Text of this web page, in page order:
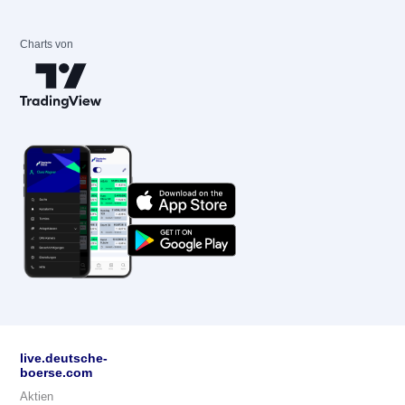
Charts von
live.deutsche-
boerse.com
Aktien